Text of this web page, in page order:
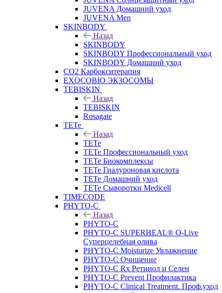
JUVENA Домашний уход
JUVENA Men
SKINBODY
Назад
SKINBODY
SKINBODY Профессиональный уход
SKINBODY Домашний уход
CO2 Карбокситерапия
EXOCOBIO ЭКЗОСОМЫ
TEBISKIN
Назад
TEBISKIN
Rosagate
TETe
Назад
TETe
TETe Профессиональный уход
TETe Биокомплексы
TETe Гиалуроновая кислота
TETe Домашний уход
TETe Сыворотки Medicell
TIMECODE
PHYTO-C
Назад
PHYTO-C
PHYTO-C SUPERHEAL® O-Live
Суперцелебная олива
PHYTO-C Moisturize Увлажнение
PHYTO-C Очищение
PHYTO-C Rx Ретинол и Селен
PHYTO-C Prevent Профилактика
PHYTO-C Clinical Treatment. Проф.уход